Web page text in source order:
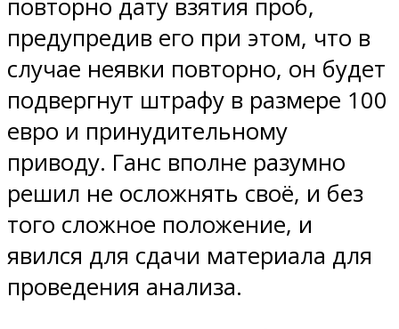
повторно дату взятия проб,
предупредив его при этом, что в
случае неявки повторно, он будет
подвергнут штрафу в размере 100
евро и принудительному
приводу. Ганс вполне разумно
решил не осложнять своё, и без
того сложное положение, и
явился для сдачи материала для
проведения анализа.